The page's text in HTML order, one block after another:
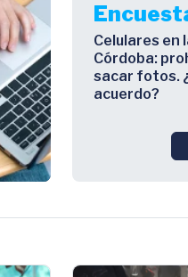
Celulares en
Córdoba:
sacar fotos.
acuerdo?